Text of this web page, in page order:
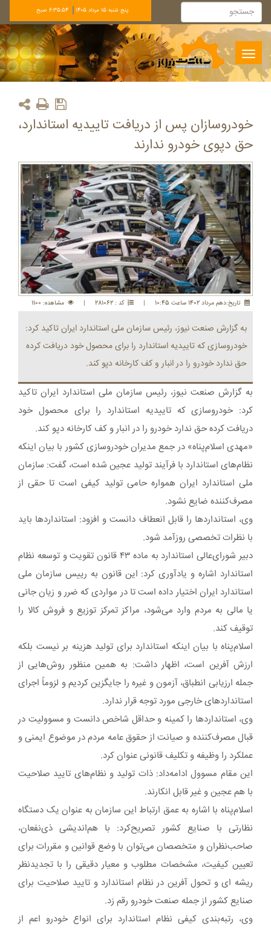
پنج شنبه 15 مرداد 1405 6:35:54 صبح
Toggle
navigation
خودروسازان پس از دریافت تاییدیه استاندارد،
حق دپوی خودرو ندارند
تاريخ:دهم مرداد 1402 ساعت 10:45 | کد : 281062 | مشاهده: 1100
به گزارش صنعت نیوز، رئیس سازمان ملی استاندارد ایران تاکید کرد:
خودروسازی که تاییدیه استاندارد را برای محصول خود دریافت کرده
حق ندارد خودرو را در انبار و کف کارخانه دپو کند.
به گزارش صنعت نیوز، رئیس سازمان ملی استاندارد ایران تاکید
کرد: خودروسازی که تاییدیه استاندارد را برای محصول خود
دریافت کرده حق ندارد خودرو را در انبار و کف کارخانه دپو کند.
«مهدی اسلام‌پناه» در جمع مدیران خودروسازی کشور با بیان اینکه
نظام‌های استاندارد با فرآیند تولید عجین شده است، گفت: سازمان
ملی استاندارد ایران همواره حامی تولید کیفی است تا حقی از
مصرف‌کننده ضایع نشود.
وی، استانداردها را قابل انعطاف دانست و افزود: استانداردها باید
با نظرات تخصصی روزآمد شود.
دبیر شورای‌عالی استاندارد به ماده ۴۳ قانون تقویت و توسعه نظام
استاندارد اشاره و یادآوری کرد: این قانون به رییس سازمان ملی
استاندارد ایران اختیار داده است تا در مواردی که ضرر و زیان جانی
یا مالی به مردم وارد می‌شود، مراکز تمرکز توزیع و فروش کالا را
توقیف کند.
اسلام‌پناه با بیان اینکه استاندارد برای تولید هزینه بر نیست بلکه
ارزش آفرین است، اظهار داشت: به همین منظور روش‌هایی از
جمله ارزیابی انطباق، آزمون و غیره را جایگزین کردیم و لزوماً اجرای
استانداردهای خارجی مورد توجه قرار ندارد.
وی، استانداردها را کمینه و حداقل شاخص دانست و مسوولیت در
قبال مصرف‌کننده و صیانت از حقوق عامه مردم در موضوع ایمنی و
عملکرد را وظیفه و تکلیف قانونی عنوان کرد.
این مقام مسوول ادامه‌داد: ذات تولید و نظام‌های تایید صلاحیت
با هم عجین و غیر قابل انکارند.
اسلام‌پناه با اشاره به عمق ارتباط این سازمان به عنوان یک دستگاه
نظارتی با صنایع کشور تصریح‌کرد: با هم‌اندیشی ذی‌نفعان،
صاحب‌نظران و متخصصان می‌توان با وضع قوانین و مقررات برای
تعیین کیفیت، مشخصات مطلوب و معیار دقیقی را با تجدیدنظر
ریشه ای و تحول آفرین در نظام استاندارد و تایید صلاحیت برای
صنایع کشور از جمله صنعت خودرو رقم زد.
وی، رتبه‌بندی کیفی نظام استاندارد برای انواع خودرو اعم از